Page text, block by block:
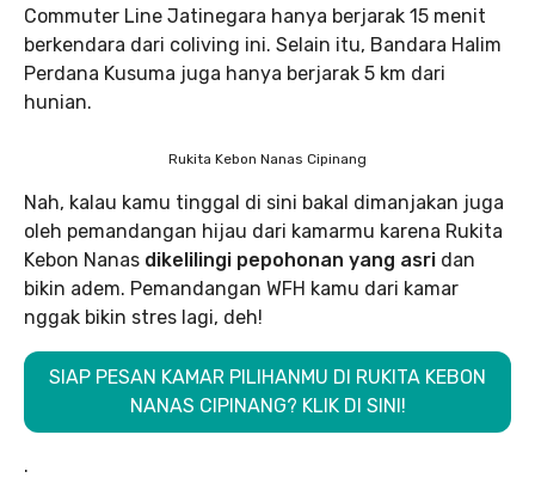
Commuter Line Jatinegara hanya berjarak 15 menit
berkendara dari coliving ini. Selain itu, Bandara Halim
Perdana Kusuma juga hanya berjarak 5 km dari
hunian.
Rukita Kebon Nanas Cipinang
Nah, kalau kamu tinggal di sini bakal dimanjakan juga
oleh pemandangan hijau dari kamarmu karena Rukita
Kebon Nanas dikelilingi pepohonan yang asri dan
bikin adem. Pemandangan WFH kamu dari kamar
nggak bikin stres lagi, deh!
SIAP PESAN KAMAR PILIHANMU DI RUKITA KEBON
NANAS CIPINANG? KLIK DI SINI!
.